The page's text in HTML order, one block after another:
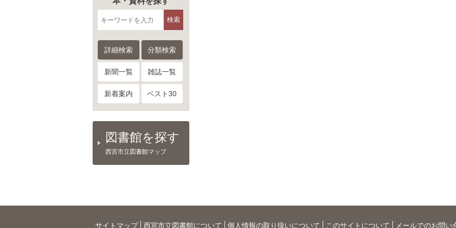
検索
詳細検索 分類検索
新聞一覧 雑誌一覧
新着案内 ベスト30
図書館を探す
西宮市立図書館マップ
サイトマップ 西宮市立図書館について 個人情報の取り扱いについて このサイトについて メールでのお問い